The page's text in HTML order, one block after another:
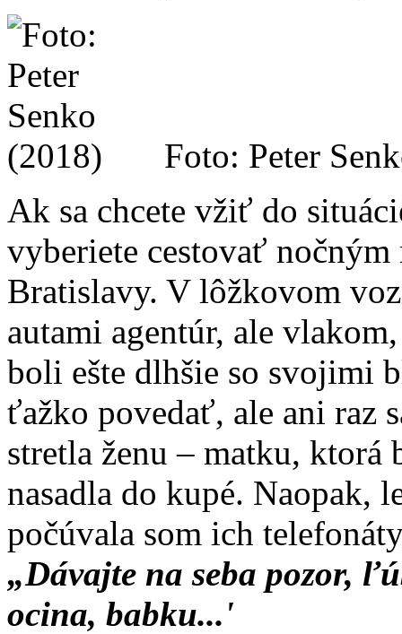
Foto: Peter
Ak sa chcete vžiť do
vyberiete cestovať
Bratislavy. V lôžkovom
autami agentúr, ale
boli ešte dlhšie so svojimi
ťažko povedať, ale ani raz
stretla ženu – matku,
nasadla do kupé. Naopak,
počúvala som ich
„Dávajte na seba pozor,
ocina, babku...'